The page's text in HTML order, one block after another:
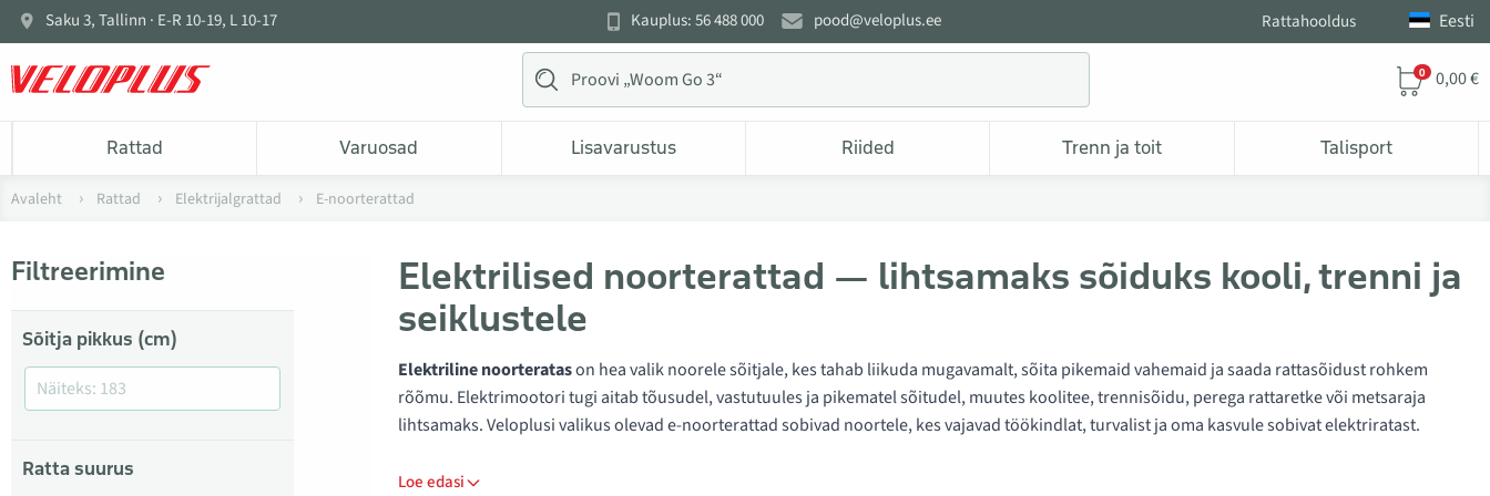
Saku 3, Tallinn · E-R 10-19, L 10-17 Kauplus: 56 488 000 pood@veloplus.ee Rattahooldus Eesti
0 0,00 €
Rattad Varuosad Lisavarustus Riided Trenn ja toit Talisport
Avaleht Rattad Elektrijalgrattad E-noorterattad
Elektrilised noorterattad — lihtsamaks sõiduks kooli, trenni ja
seiklustele
Elektriline noorteratason hea valik noorele sõitjale, kes tahab liikuda mugavamalt, sõita pikemaid vahemaid ja saada rattasõidust rohkem
rõõmu. Elektrimootori tugi aitab tõusudel, vastutuules ja pikematel sõitudel, muutes koolitee, trennisõidu, perega rattaretke või metsaraja
lihtsamaks. Veloplusi valikus olevad e-noorterattad sobivad noortele, kes vajavad töökindlat, turvalist ja oma kasvule sobivat elektriratast.
Loe edasi
Filtreerimine
Sõitja pikkus (cm)
Ratta suurus